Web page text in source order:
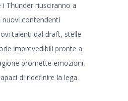
Thunder riusciranno a
contendenti
talenti dal draft, stelle
imprevedibili pronte a
promette emozioni,
di ridefinire la lega.